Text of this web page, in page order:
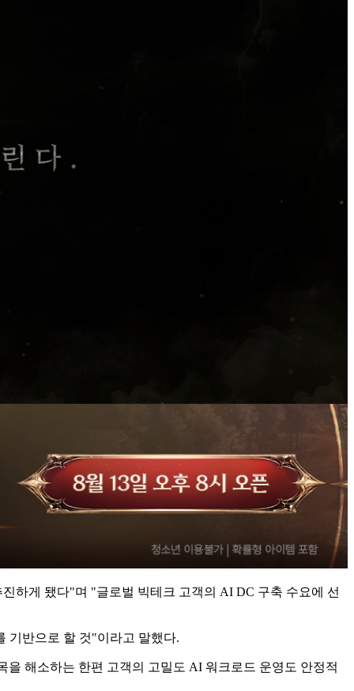
하게 됐다"며 "글로벌 빅테크 고객의 AI DC 구축 수요에 선
기반으로 할 것"이라고 말했다.
해소하는 한편 고객의 고밀도 AI 워크로드 운영도 안정적